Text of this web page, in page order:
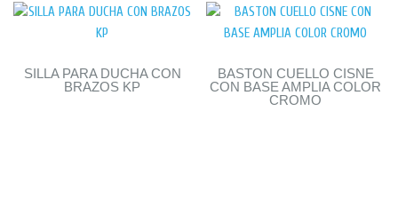
SILLA PARA DUCHA CON
BRAZOS KP
BASTON CUELLO CISNE
CON BASE AMPLIA COLOR
CROMO